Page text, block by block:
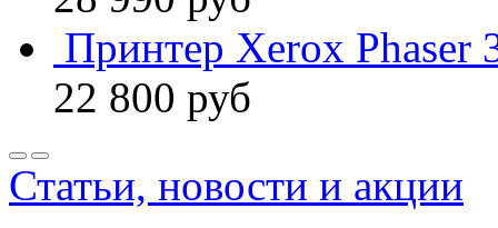
Принтер Xerox Phaser
22 800 руб
Статьи, новости и акции